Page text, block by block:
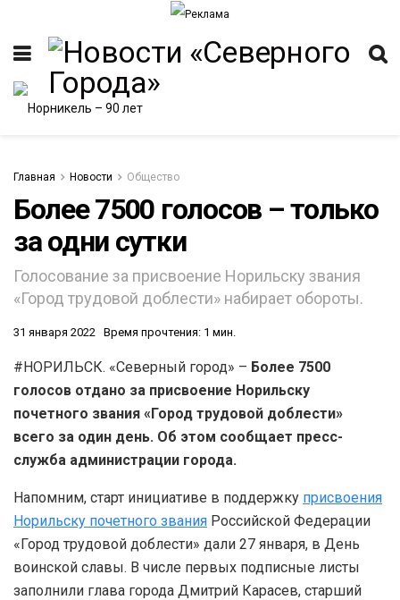
Главная Новости Общество
Более 7500 голосов – только
за одни сутки
Голосование за присвоение Норильску звания
«Город трудовой доблести» набирает обороты.
31 января 2022 Время прочтения: 1 мин.
#НОРИЛЬСК. «Северный город» – Более 7500
голосов отдано за присвоение Норильску
почетного звания «Город трудовой доблести»
всего за один день. Об этом сообщает пресс-
служба администрации города.
Напомним, старт инициативе в поддержку присвоения
Норильску почетного звания Российской Федерации
«Город трудовой доблести» дали 27 января, в День
воинской славы. В числе первых подписные листы
заполнили глава города Дмитрий Карасев, старший